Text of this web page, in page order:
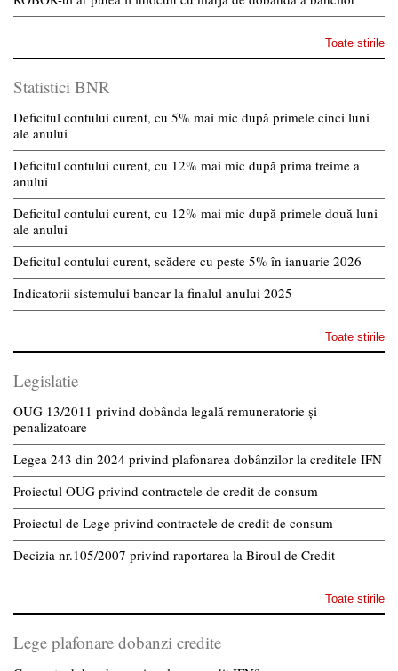
Toate stirile
Statistici BNR
Deficitul contului curent, cu 5% mai mic după primele cinci luni
ale anului
Deficitul contului curent, cu 12% mai mic după prima treime a
anului
Deficitul contului curent, cu 12% mai mic după primele două luni
ale anului
Deficitul contului curent, scădere cu peste 5% în ianuarie 2026
Indicatorii sistemului bancar la finalul anului 2025
Toate stirile
Legislatie
OUG 13/2011 privind dobânda legală remuneratorie și
penalizatoare
Legea 243 din 2024 privind plafonarea dobânzilor la creditele IFN
Proiectul OUG privind contractele de credit de consum
Proiectul de Lege privind contractele de credit de consum
Decizia nr.105/2007 privind raportarea la Biroul de Credit
Toate stirile
Lege plafonare dobanzi credite